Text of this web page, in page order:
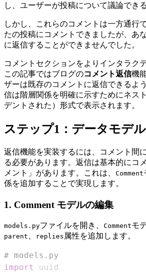
し、ユーザーが投稿について議論でき
しかし、これらのコメントは一方通行
たの投稿にコメントできましたが、あ
に返信することができませんでした。
コメントセクションをよりインタラク
この記事ではブログのコメント返信機
ザーは既存のコメントに返信できるよ
信は階層関係を明確に示すためにネス
デントされた）形式で表示されます。
ステップ1：データモデ
返信機能を実装するには、コメント間
る必要があります。返信は基本的にコ
メント」があります。これは、 Comment
係を追加することで実現します。
1. Comment モデルの編集
models.pyファイルを開き、 Commentモ
parent 、 replies 属性を追加します。
# models.py
import